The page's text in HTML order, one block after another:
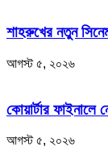
শাহরুখের নতুন
আগস্ট ৫, ২০২৬
কোয়ার্টার ফাইনালে
আগস্ট ৫, ২০২৬